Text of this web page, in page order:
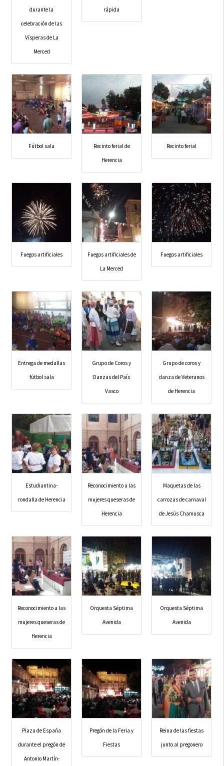
durante la
celebración de las
Vísperas de La
Merced
rápida
Fútbol sala
Recinto ferial de
Herencia
Recinto ferial
Fuegos artificiales
Fuegos artificiales de
La Merced
Fuegos artificiales
Entrega de medallas
fútbol sala
Grupo de Coros y
Danzas del País
Vasco
Grupo de coros y
danza de Veteranos
de Herencia
Estudiantina-
rondalla de Herencia
Reconocimiento a las
mujeres queseras de
Herencia
Maquetas de las
carrozas de carnaval
de Jesús Chamusca
Reconocimiento a las
mujeres queseras de
Herencia
Orquesta Séptima
Avenida
Orquesta Séptima
Avenida
Plaza de España
durante el pregón de
Antonio Martín-
Pregón de la Feria y
Fiestas
Reina de las fiestas
junto al pregonero